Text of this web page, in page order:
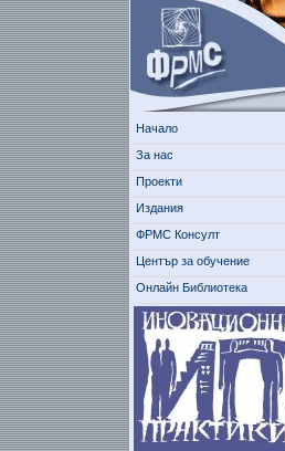
Начало
За нас
Проекти
Издания
ФРМС Консулт
Център за обучение
Онлайн Библиотека